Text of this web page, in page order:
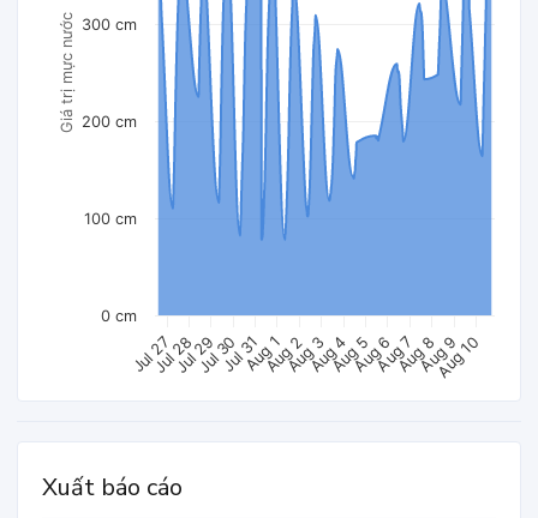
Giá trị mực nước
Jul 27
Jul 28Jul 29Jul 30Jul 31Aug 1Aug 2Aug 3Aug 4Aug 5Aug 6Aug 7Aug 8Aug 9
Aug 10
0 cm
100 cm
200 cm
300 cm
Xuất báo cáo